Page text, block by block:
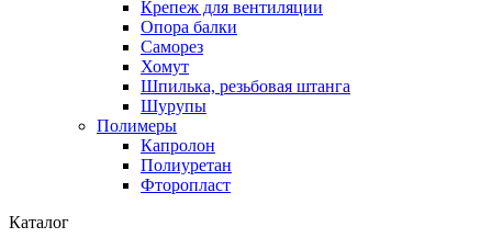
Крепеж для вентиляции
Опора балки
Саморез
Хомут
Шпилька, резьбовая штанга
Шурупы
Полимеры
Капролон
Полиуретан
Фторопласт
Каталог